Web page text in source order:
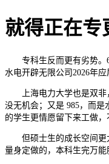
就得正在专
专科生反而更有劣势。
水电开辟无限公司2026年
上海电力大学也是双非，
没无机会；又是 985，而
的学生更情愿留下来工做
但硕士生的成长空间更大
量身定做的，本科生完万能